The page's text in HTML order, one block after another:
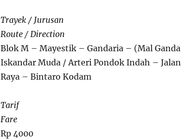
Trayek / Jurusan
Route / Direction
Blok M – Mayestik – Gandaria – (Mal
Iskandar Muda / Arteri Pondok Indah –
Raya – Bintaro Kodam
Tarif
Fare
Rp 4000